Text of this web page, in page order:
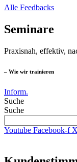
Alle Feedbacks
Seminare
Praxisnah, effektiv,
– Wie wir trainieren
Inform.
Suche
Suche
Youtube Facebook-f